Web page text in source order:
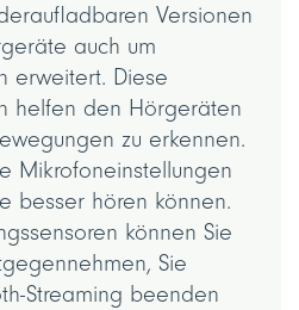
Versionen
auch um
erweitert. Diese
helfen den Hörgeräten
zu erkennen.
Mikrofoneinstellungen
besser hören können.
können Sie
Sie
Streaming beenden